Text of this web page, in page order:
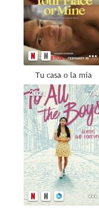
Tu casa o la mía
7.4
2021